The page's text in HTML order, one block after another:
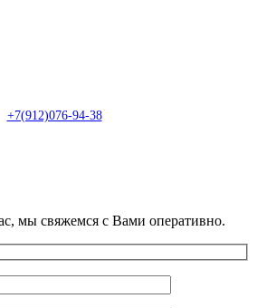
+7(912)076-94-38
мы свяжемся с Вами оперативно.